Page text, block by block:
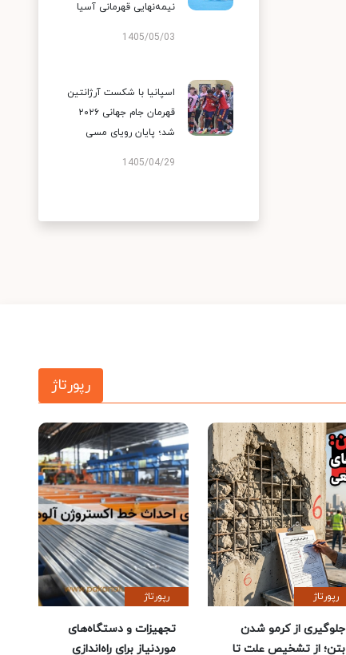
نیمه‌نهایی قهرمانی آسیا
1405/05/03
اسپانیا با شکست آرژانتین
قهرمان جام جهانی ۲۰۲۶
شد؛ پایان رویای مسی
1405/04/29
رپورتاژ
رپورتاژ
جلوگیری از کرمو شدن
بتن؛ از تشخیص علت تا
رپورتاژ
تجهیزات و دستگاه‌های
موردنیاز برای راه‌اندازی